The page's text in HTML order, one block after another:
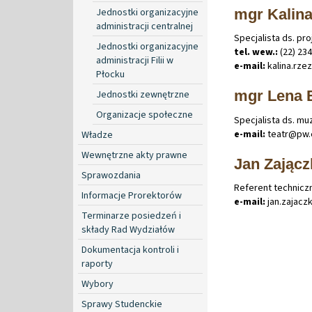
Jednostki organizacyjne
administracji centralnej
Jednostki organizacyjne
administracji Filii w
Płocku
Jednostki zewnętrzne
Organizacje społeczne
Władze
Wewnętrzne akty prawne
Sprawozdania
Informacje Prorektorów
Terminarze posiedzeń i
składy Rad Wydziałów
Dokumentacja kontroli i
raporty
Wybory
Sprawy Studenckie
mgr
Specjalista ds.
tel. wew.: (22)
e-mail: kalina.
mgr Lena
Specjalista ds.
e-mail: teatr@pw.
Jan
Referent
e-mail: jan.